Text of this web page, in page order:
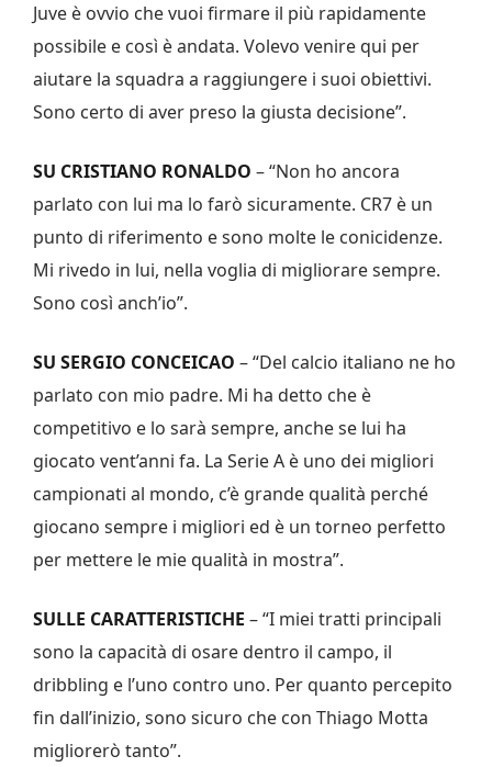
Juve è ovvio che vuoi firmare il più rapidamente
possibile e così è andata. Volevo venire qui per
aiutare la squadra a raggiungere i suoi obiettivi.
Sono certo di aver preso la giusta decisione”.
SU CRISTIANO RONALDO – “Non ho ancora
parlato con lui ma lo farò sicuramente. CR7 è un
punto di riferimento e sono molte le conicidenze.
Mi rivedo in lui, nella voglia di migliorare sempre.
Sono così anch’io”.
SU SERGIO CONCEICAO – “Del calcio italiano ne ho
parlato con mio padre. Mi ha detto che è
competitivo e lo sarà sempre, anche se lui ha
giocato vent’anni fa. La Serie A è uno dei migliori
campionati al mondo, c’è grande qualità perché
giocano sempre i migliori ed è un torneo perfetto
per mettere le mie qualità in mostra”.
SULLE CARATTERISTICHE – “I miei tratti principali
sono la capacità di osare dentro il campo, il
dribbling e l’uno contro uno. Per quanto percepito
fin dall’inizio, sono sicuro che con Thiago Motta
migliorerò tanto”.